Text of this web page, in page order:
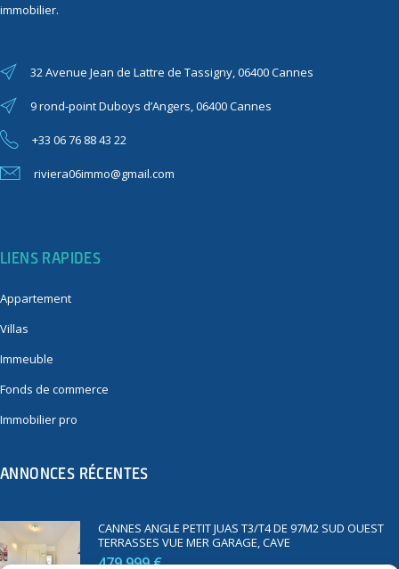
immobilier.
32 Avenue Jean de Lattre de Tassigny, 06400 Cannes
9 rond-point Duboys d’Angers, 06400 Cannes
+33 06 76 88 43 22
riviera06immo@gmail.com
LIENS RAPIDES
Appartement
Villas
Immeuble
Fonds de commerce
Immobilier pro
ANNONCES RÉCENTES
CANNES ANGLE PETIT JUAS T3/T4 DE 97M2 SUD OUEST
TERRASSES VUE MER GARAGE, CAVE
479 999 €